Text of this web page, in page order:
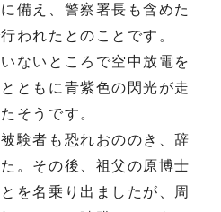
備え、警察署長も含めた
われたとのことです。
ないところで空中放電を
ともに青紫色の閃光が走
そうです。
験者も恐れおののき、辞
。その後、祖父の原博士
を名乗り出ましたが、周